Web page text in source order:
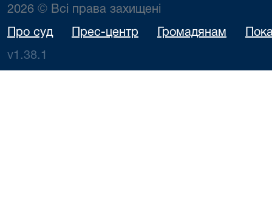
2026 © Всі права захищені
Про суд Прес-центр Громадянам
v1.38.1